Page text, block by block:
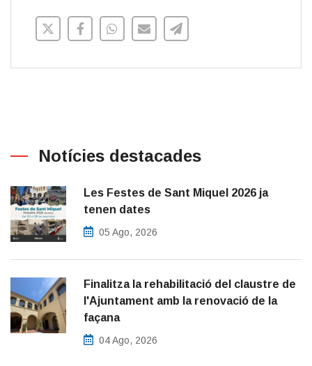
Notícies destacades
Les Festes de Sant Miquel 2026 ja
tenen dates
05 Ago, 2026
Finalitza la rehabilitació del claustre de
l'Ajuntament amb la renovació de la
façana
04 Ago, 2026